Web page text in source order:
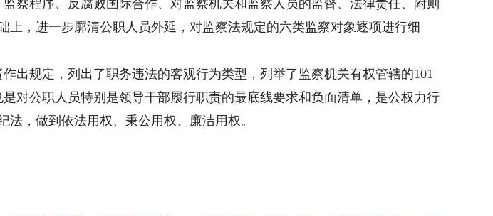
察程序、反腐败国际合作、对监察机关和监察人员的监督、法律责任、附则
上，进一步廓清公职人员外延，对监察法规定的六类监察对象逐项进行细
出规定，列出了职务违法的客观行为类型，列举了监察机关有权管辖的101
对公职人员特别是领导干部履行职责的最底线要求和负面清单，是公权力行
，做到依法用权、秉公用权、廉洁用权。